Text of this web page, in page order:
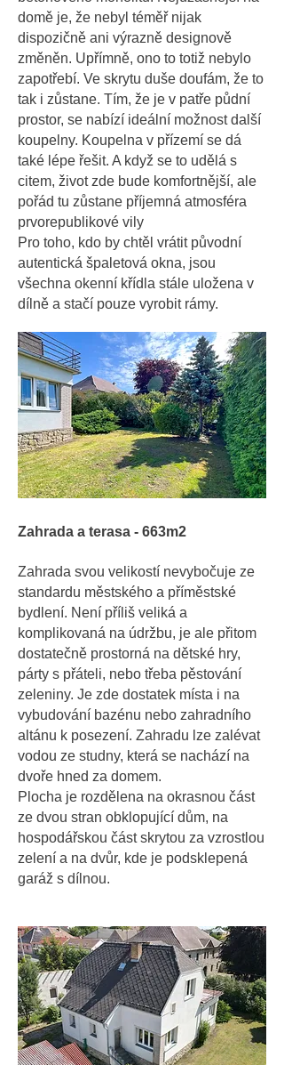
domě je, že nebyl téměř nijak
dispozičně ani výrazně designově
změněn. Upřímně, ono to totiž nebylo
zapotřebí. Ve skrytu duše doufám, že to
tak i zůstane. Tím, že je v patře půdní
prostor, se nabízí ideální možnost další
koupelny. Koupelna v přízemí se dá
také lépe řešit. A když se to udělá s
citem, život zde bude komfortnější, ale
pořád tu zůstane příjemná atmosféra
prvorepublikové vily
Pro toho, kdo by chtěl vrátit původní
autentická špaletová okna, jsou
všechna okenní křídla stále uložena v
dílně a stačí pouze vyrobit rámy.
Zahrada a terasa - 663m2
Zahrada svou velikostí nevybočuje ze
standardu městského a příměstské
bydlení. Není příliš veliká a
komplikovaná na údržbu, je ale přitom
dostatečně prostorná na dětské hry,
párty s přáteli, nebo třeba pěstování
zeleniny. Je zde dostatek místa i na
vybudování bazénu nebo zahradního
altánu k posezení. Zahradu lze zalévat
vodou ze studny, která se nachází na
dvoře hned za domem.
Plocha je rozdělena na okrasnou část
ze dvou stran obklopující dům, na
hospodářskou část skrytou za vzrostlou
zelení a na dvůr, kde je podsklepená
garáž s dílnou.